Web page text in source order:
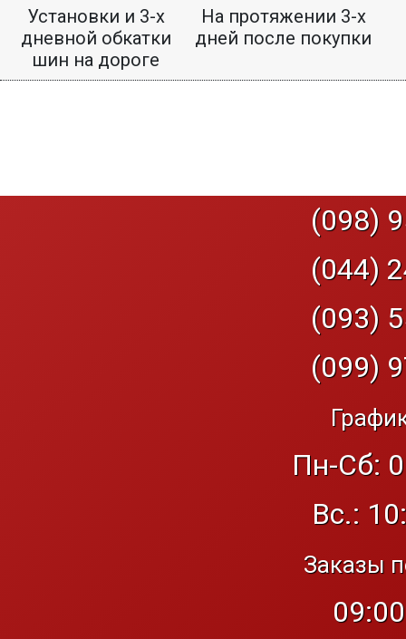
Установки и 3-х
дневной обкатки
шин на дороге
На протяжении 3-х
дней после покупки
(098)
(044)
(093)
(099)
Пн-Сб:
Вс.:
Заказы